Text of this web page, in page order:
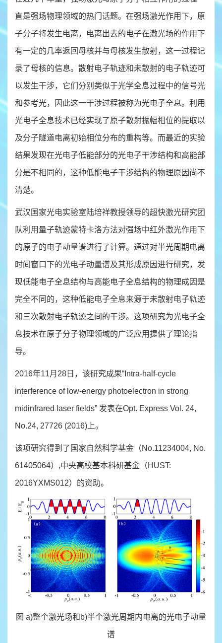
直是强场物理领域的热门话题。在强场激光作用下，原
子分子将发生电离，电离出去的电子在激光场的作用下
有一定的几率返回母核并与母核发生散射，这一过程记
录了母核的信息。散射电子轨迹和未散射的电子轨迹可
以发生干涉，它们分别类似于光学全息过程中的信号光
和参考光，因此这一干涉过程被称为光电子全息。利用
光电子全息技术已经实现了原子散射振幅相位的提取以
及分子隧道电离初始相位分布的重构等。而最近的实验
结果发现在光电子低能部分的光电子干涉结构和高能部
分是不相同的，这种低能电子干涉结构的物理原因尚不
清楚。
武汉国家光电实验室陆培祥教授领导的超快激光研究团
队利用量子轨迹蒙特卡洛方法对强场中红外激光作用下
的原子的电子动量谱进行了计算。通过对半光周期电离
时间窗口下的光电子动量谱及其形成原因进行研究，发
现低能电子全息结构与高能电子全息结构的物理成因是
完全不同的，这种低能电子全息来源于未散射电子轨迹
和三次散射电子轨迹之间的干涉。这项研究为光电子全
息技术在原子分子物理领域的广泛应用提供了理论指
导。
2016年11月28日，该研究成果“Intra-half-cycle
interference of low-energy photoelectron in strong
midinfrared laser fields” 发表在Opt. Express Vol. 24,
No.24, 27726 (2016)上。
该项研究得到了国家自然科学基金（No.11234004, No.
61405064）,中央高校基本科研基金（HUST:
2016YXMS012）的资助。
图 a)整个激光场和b)半个激光周期内电离的光电子动量
谱